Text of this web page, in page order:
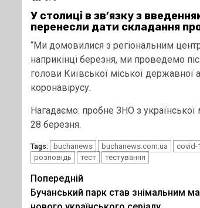
У столиці в зв’язку з
перенесли дати складання
“Ми домовилися з регіональним
наприкінці березня, ми проведемо
голови Київської міської
коронавірусу.
Нагадаємо: пробне ЗНО з української
28 березня.
Tags: buchanews buchanews.com.ua covid-
розповідь
тест тестування
Post
navigation
Попередній
Бучанський парк став знімальним